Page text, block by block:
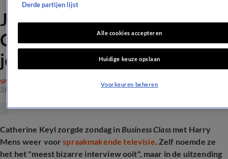
Johan Derksen sneert naar
Catherine Keyl: 'Wat zit je uit
je nek te lullen'
SPRAAKMAKEND
26 mei 2026, 13:34
Catherine Keyl zorgde zondag in Business Classmet Harry
Mens weer voorspraakmakende televisie. Zelf noemde ze
het het "meest bizarre interview ooit", maar in de uitzending
Derde partijen lijst
Alle cookies accepteren
Huidige keuze opslaan
Voorkeuren beheren